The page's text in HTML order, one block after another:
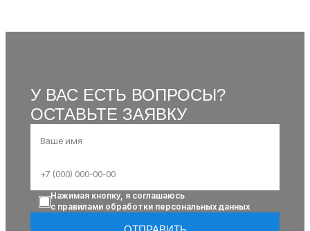
У ВАС ЕСТЬ ВОПРОСЫ?
ОСТАВЬТЕ ЗАЯВКУ
Нажимая кнопку, я соглашаюсь
с правилами обработки персональных данных